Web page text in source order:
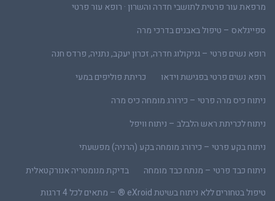
מרפאת עור פרטית לתושבי חדרה והשרון · רופא עור פרטי
ספייגלאס – טיפול באבנים בדרכי מרה
רופא נשים פרטי – גניקולוג חדרה, זכרון יעקב, נתניה, פרדס חנה
רופא נשים פרטי בפגישת וידאו
כריתת פוליפים במעי
ניתוח כיס מרה פרטי – כירורג מומחה כיס מרה
ניתוח לכריתת ראש הלבלב – ניתוח וויפל
ניתוח בקע פרטי – כירורג מומחה בקע (הרניה) מפשעתי
ניתוח כבד פרטי – מנתח כבד מומחה
בדיקת מנומטריה אנורקטאלית
טיפול בטחורים ללא ניתוח בשיטת eXroid ® – מתאים לכל 4 דרגות